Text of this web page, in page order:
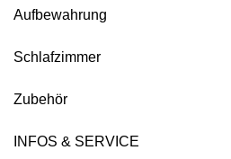
Aufbewahrung
Schlafzimmer
Zubehör
INFOS & SERVICE